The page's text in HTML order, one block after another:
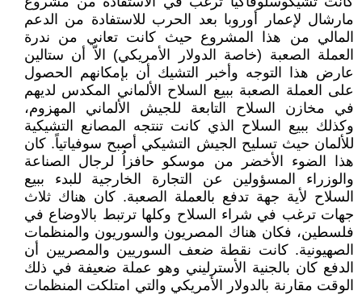
مارشال لإعمار أوروبا بعد الحرب للاستفادة من الدعم
المالي من هذا المشروع حيث كانت تعاني من ندرة
العملة الصعبة (خاصة الدولار الأمريكي) الاّ أن ستالين
عارض هذا التوجه وأخبر التشيك أن بإمكانهم الحصول
على العملة الصعبة ببيع السلاح الألماني المكدس لديهم
في مخازن السلاح التابعة للجيش الألماني المهزوم،
وكذلك ببيع السلاح الذي كانت تنتجه المصانع التشيكية
للألمان حيث تسليح الجيش التشيكي أصبح سوفياتياً. كان
هذا الضوء الأخضر من موسكو حافزاُ لرجال الصناعة
والوزراء المسؤولين عن التجارة الخارجية للبدء ببيع
السلاح لأية جهة تدفع بالعملة الصعبة. كان هناك ثلاث
جهات ترغب في شراء السلاح وكلها ترتبط بالاوضاع في
فلسطين، فكان هناك المصريون والسوريون والمنظمات
الصهيونية. كانت نقطة ضعف السوريين والمصريين أن
الدفع كان بالجنية الأسترليني وهو عملة ضعيفة في ذلك
الوقت مقارنة بالدولار الأمريكي والتي امتلكت المنظمات